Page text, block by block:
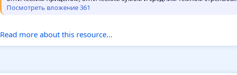
Посмотреть вложение 361
Read more about this resource...